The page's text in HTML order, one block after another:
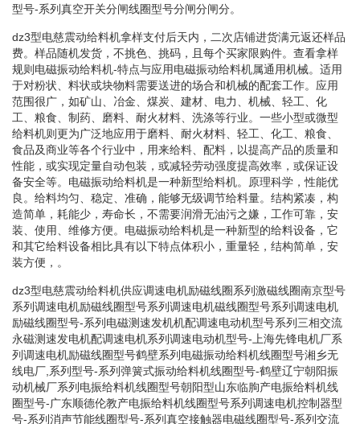
型号-系列真空开关分闸线圈型号分闸分闸分。
dz3型电慈震动给料机拿样支付后天内，二次店铺进货满元返还样品
费。样品随机发货，不挑色、挑码，且每个买家限购件。查看拿样
规则电磁振动给料机-特点与应用电磁振动给料机属通用机械。适用
于对粉状、料状或块物料需要送进的场合和机械的配套工作。应用
范围很广，如矿山、冶金、煤炭、建材、电力、机械、轻工、化
工、粮食、制药、磨料、耐火材料、洗涤等行业。一些小型或微型
给料机则更为广泛地应用于磨料、耐火材料、轻工、化工、粮食、
食品及商业等各个行业中，用来给料、配料，以提高产品的质量和
性能，或实现定量自动包装，或减轻劳动强度提高效率，或保证设
备安全等。电磁振动给料机是一种新型给料机。原理科学，性能优
良。给料均匀、稳定、准确，能够无级调节给料量。结构紧凑，构
造简单，耗能少，寿命长，不需要润滑无油污之嫌，工作可靠，安
装、使用、维修方便。电磁振动给料机是一种新型的给料设备，它
和其它给料设备相比具有以下特点体积小，重量轻，结构简单，安
装方便，。
dz3型电慈震动给料机供应调速电机励磁线圈系列激磁线圈南京型号
系列调速电机励磁线圈型号系列调速电机磁线圈型号系列调速电机
励磁线圈型号-系列电磁测速发机机配调速电动机型号系列三相交流
永磁测速发电机配调速电机系列调速电动机型号-上海先锋电机厂系
列调速电机励磁线圈型号鹤壁系列电磁振动给料机线圈型号湘乡无
线电厂,系列型号-系列弹簧式振动给料机线圈型号-鹤壁辽宁朝阳振
动机械厂系列电振给料机线圈型号朝阳型山东临朐产电振给料机线
圈型号-广东顺德伦教产电振给料机线圈型号系列调速电机控制器型
号-系列消声节能线圈型号-系列真空接触器电磁线圈型号-系列交流